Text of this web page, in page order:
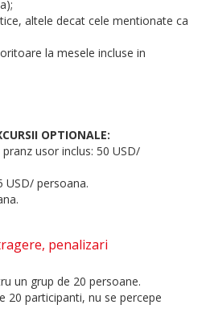
altele decat cele mentionate ca
la mesele incluse in
OPTIONALE:
usor inclus: 50 USD/
USD/ persoana.
penalizari
un grup de 20 persoane.
20 participanti, nu se percepe